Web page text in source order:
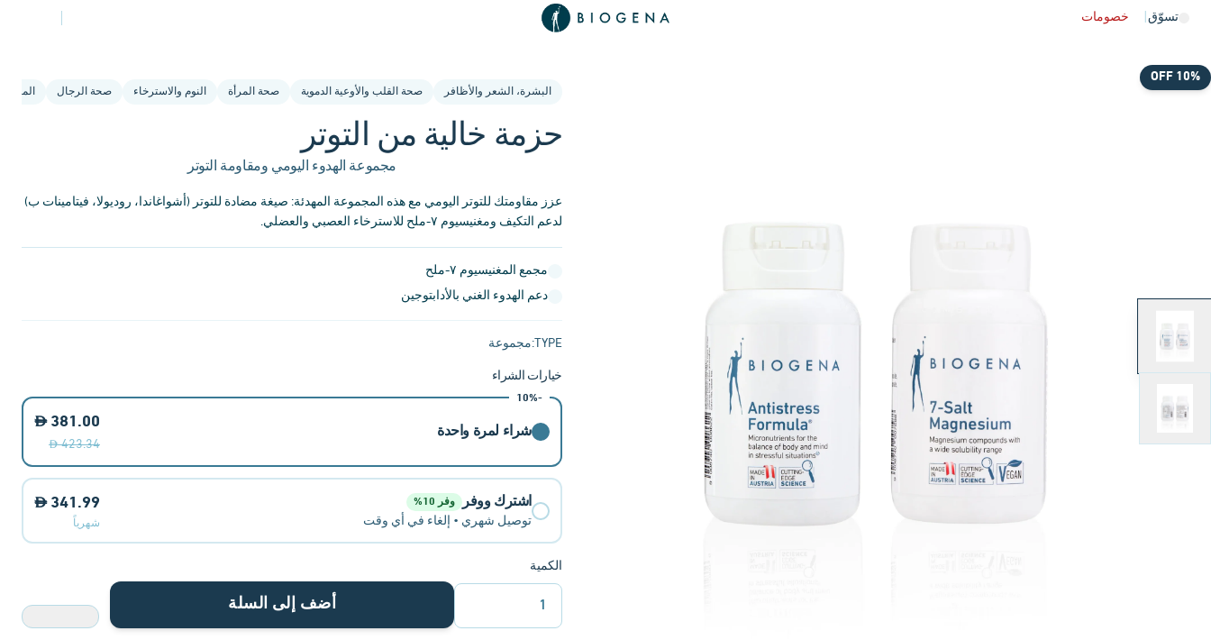
تسوّق خصومات
10% OFF
البشرة، الشعر والأظافر صحة القلب والأوعية الدموية صحة المرأة النوم والاسترخاء صحة الرجال
حزمة خالية من التوتر
مجموعة الهدوء اليومي ومقاومة التوتر
عزز مقاومتك للتوتر اليومي مع هذه المجموعة المهدئة: صيغة مضادة للتوتر (أشواغاندا، روديولا، فيتامينات ب)
لدعم التكيف ومغنيسيوم ٧-ملح للاسترخاء العصبي والعضلي.
مجمع المغنيسيوم ٧-ملح
دعم الهدوء الغني بالأدابتوجين
TYPE: مجموعة
خيارات الشراء
-10%
شراء لمرة واحدة
381.00
423.34
اشترك ووفر وفر 10%
توصيل شهري • إلغاء في أي وقت
341.99
شهرياً
الكمية
1 أضف إلى السلة